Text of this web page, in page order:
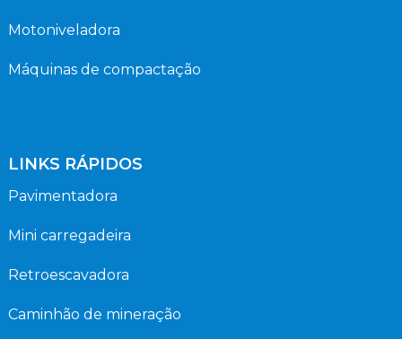
Motoniveladora
Máquinas de compactação
LINKS RÁPIDOS
Pavimentadora
Mini carregadeira
Retroescavadora
Caminhão de mineração